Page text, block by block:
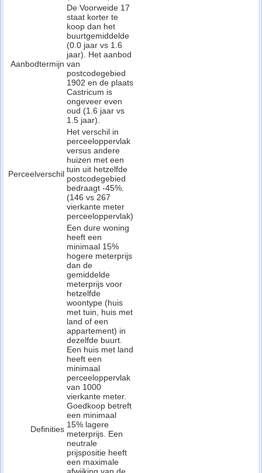
Aanbodtermijn
De Voorweide 17
staat korter te
koop dan het
buurtgemiddelde
(0.0 jaar vs 1.6
jaar). Het aanbod
van
postcodegebied
1902 en de plaats
Castricum is
ongeveer even
oud (1.6 jaar vs
1.5 jaar).
Perceelverschil
Het verschil in
perceeloppervlak
versus andere
huizen met een
tuin uit hetzelfde
postcodegebied
bedraagt -45%.
(146 vs 267
vierkante meter
perceeloppervlak)
Definities
Een dure woning
heeft een
minimaal 15%
hogere meterprijs
dan de
gemiddelde
meterprijs voor
hetzelfde
woontype (huis
met tuin, huis met
land of een
appartement) in
dezelfde buurt.
Een huis met land
heeft een
minimaal
perceeloppervlak
van 1000
vierkante meter.
Goedkoop betreft
een minimaal
15% lagere
meterprijs. Een
neutrale
prijspositie heeft
een maximale